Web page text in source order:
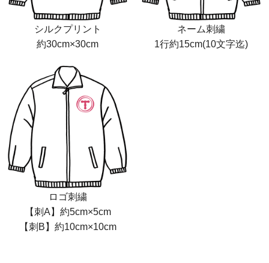
シルクプリント
約30cm×30cm
ネーム刺繍
1行約15cm(10文字迄)
ロゴ刺繍
【刺A】約5cm×5cm
【刺B】約10cm×10cm